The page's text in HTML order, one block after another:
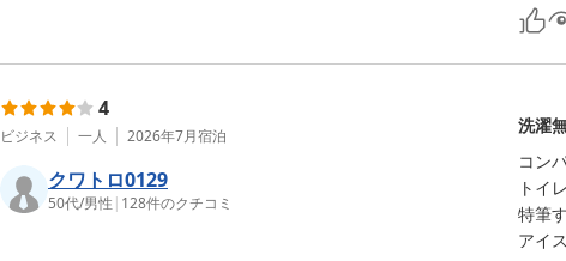
4
ビジネス 一人 2026年7月宿泊
クワトロ0129
50代/男性 | 128件のクチコミ
洗濯
コン
トイ
特筆
アイ